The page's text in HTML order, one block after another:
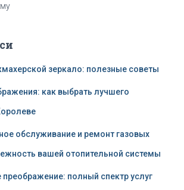
зеркало: полезные советы
как выбрать лучшего
обслуживание и ремонт газовых
вашей отопительной системы
полный спектр услуг